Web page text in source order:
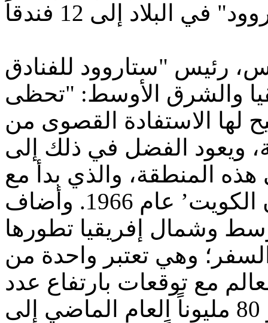
رئيس "ستاروود للفنادق
والشرق الأوسط: "تحظى
لها الاستفادة القصوى من
ويعود الفضل في ذلك إلى
المنطقة، والذي بدأ مع
افتتاح ‘فندق وأبراج شيراتون الكويت’ عام 1966. وأضاف
وشمال إفريقيا تطورها
وهي تعتبر واحدة من
مع توقعات بارتفاع عدد
السياح المسافرين إليها من نحو 80 مليوناً العام الماضي إلى